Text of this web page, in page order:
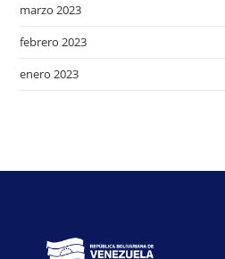
marzo 2023
febrero 2023
enero 2023